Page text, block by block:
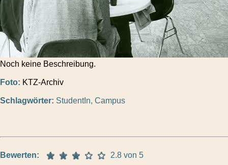
Noch keine Beschreibung.
Foto: KTZ-Archiv
Schlagwörter: StudentIn, Campus
Bewerten: 2.8 von 5